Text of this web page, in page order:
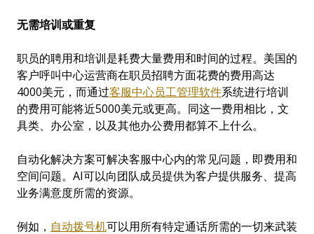
无需培训或重复
职员的聘用和培训是耗费大量费用和时间的过程。美国的
客户呼叫中心运营商在职员招聘方面花费的费用高达
4000美元，而通过客服中心员工管理软件系统进行培训
的费用可能将近5000美元或更高。同这一费用相比，文
具类、办公室，以及其他办公费用都算不上什么。
自动化解决方案可解决客服中心内的常见问题，即费用和
空间问题。AI可以向团队成员提供为客户提供服务、提高
业务满意度所需的资源。
例如， 自动拨号机可以用所有特定通话所需的一切来武装